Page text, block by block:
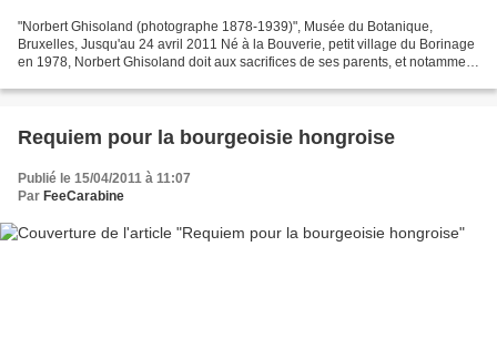
"Norbert Ghisoland (photographe 1878-1939)", Musée du Botanique,
Bruxelles, Jusqu'au 24 avril 2011 Né à la Bouverie, petit village du Borinage
en 1978, Norbert Ghisoland doit aux sacrifices de ses parents, et notamment
Requiem pour la bourgeoisie hongroise
Publié le 15/04/2011 à 11:07
Par FeeCarabine